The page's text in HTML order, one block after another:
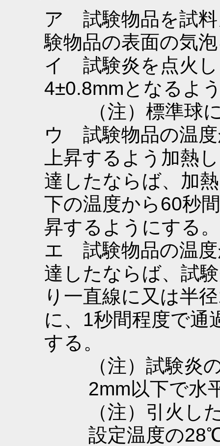
ア 試験物品を試料
験物品の表面の気
イ 試験炎を点火し
4±0.8mmとなるよ
（注）標準球
ウ 試験物品の温
上昇するよう加熱
達したならば、加
下の温度から60秒
昇するようにする。
エ 試験物品の温
達したならば、試
り一直線に又は半
に、1秒間程度で通
する。
（注）試験炎
2mm以下で水
（注）引火し
設定温度の